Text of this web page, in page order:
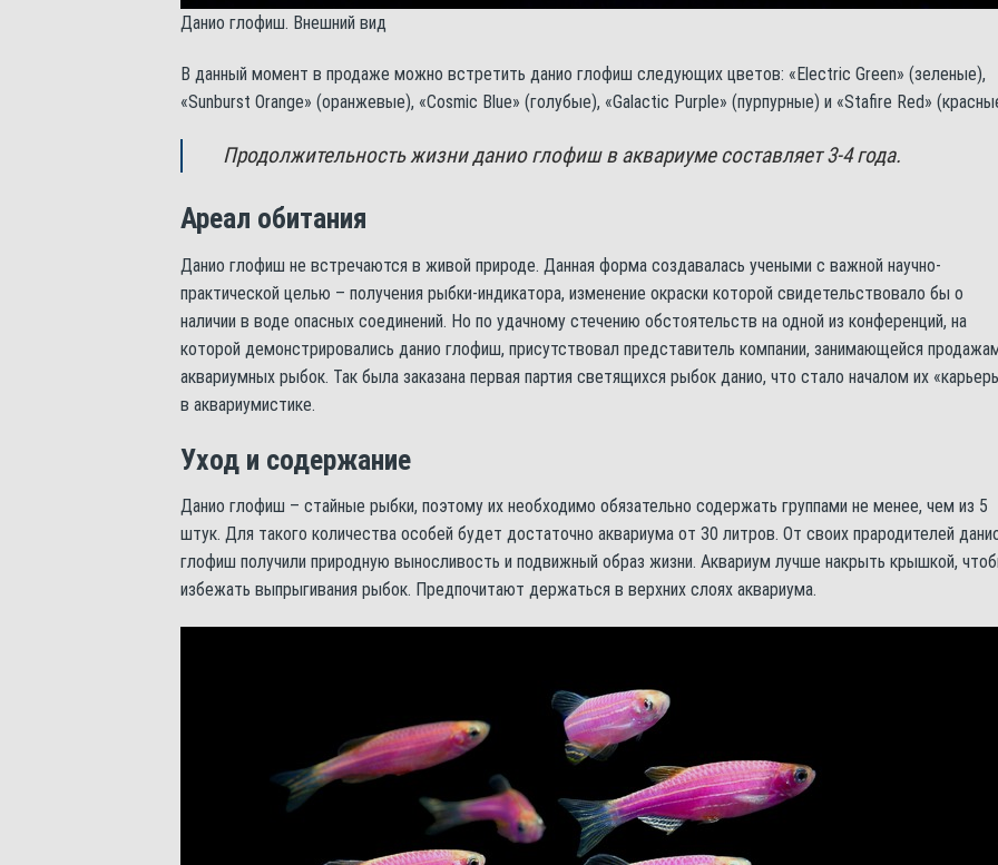
Данио глофиш. Внешний вид
В данный момент в продаже можно встретить данио глофиш следующих цветов: «Electric Green» (зеленые),
«Sunburst Orange» (оранжевые), «Cosmic Blue» (голубые), «Galactic Purple» (пурпурные) и «Stafire Red»
Продолжительность жизни данио глофиш в аквариуме составляет 3-4 года.
Ареал обитания
Данио глофиш не встречаются в живой природе. Данная форма создавалась учеными с важной научно-
практической целью – получения рыбки-индикатора, изменение окраски которой свидетельствовало бы о
наличии в воде опасных соединений. Но по удачному стечению обстоятельств на одной из конференций, на
которой демонстрировались данио глофиш, присутствовал представитель компании, занимающейся
аквариумных рыбок. Так была заказана первая партия светящихся рыбок данио, что стало началом их
в аквариумистике.
Уход и содержание
Данио глофиш – стайные рыбки, поэтому их необходимо обязательно содержать группами не менее, чем из 5
штук. Для такого количества особей будет достаточно аквариума от 30 литров. От своих прародителей
глофиш получили природную выносливость и подвижный образ жизни. Аквариум лучше накрыть крышкой,
избежать выпрыгивания рыбок. Предпочитают держаться в верхних слоях аквариума.